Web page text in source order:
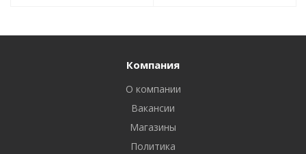
Компания
О компании
Вакансии
Магазины
Политика